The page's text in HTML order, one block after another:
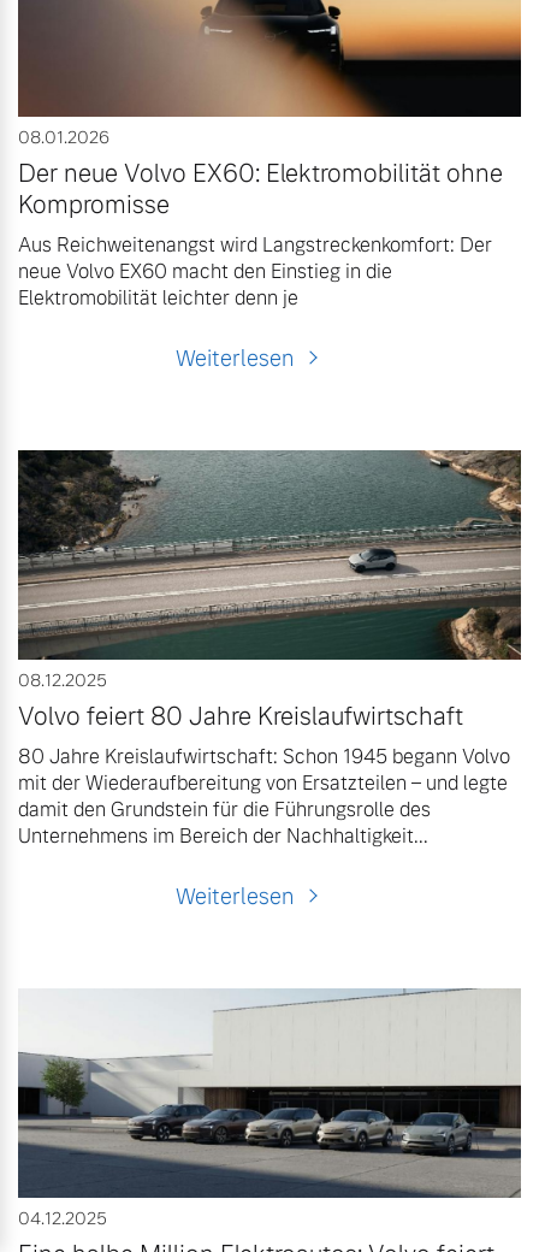
08.01.2026
Der neue Volvo EX60: Elektromobilität ohne
Kompromisse
Aus Reichweitenangst wird Langstreckenkomfort: Der
neue Volvo EX60 macht den Einstieg in die
Elektromobilität leichter denn je
Weiterlesen
08.12.2025
Volvo feiert 80 Jahre Kreislaufwirtschaft
80 Jahre Kreislaufwirtschaft: Schon 1945 begann Volvo
mit der Wiederaufbereitung von Ersatzteilen – und legte
damit den Grundstein für die Führungsrolle des
Unternehmens im Bereich der Nachhaltigkeit...
Weiterlesen
04.12.2025